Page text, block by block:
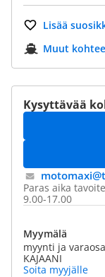
Lisää
Muut
Kysyttävää
Paras aika
9.00-17.00
Myymälä
myynti ja
KAJAANI
Soita myyjälle